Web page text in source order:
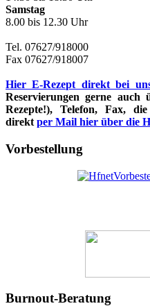
Samstag
8.00 bis 12.30 Uhr
Tel. 07627/918000
Fax 07627/918007
Hier E-Rezept direkt bei
Reservierungen gerne
Rezepte!), Telefon, Fax,
direkt per Mail hier über die
Vorbestellung
Burnout-Beratung